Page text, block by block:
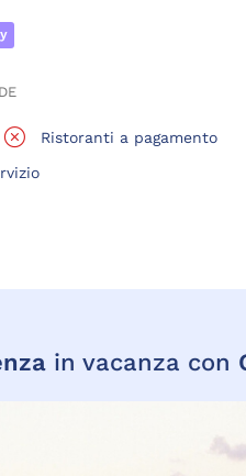
Ristoranti a pagamento
in vacanza con